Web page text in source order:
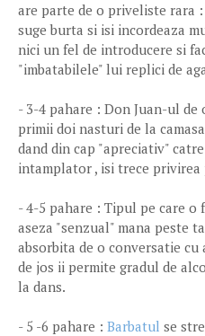
are parte de o priveliste rara
suge burta si isi incordeaza
nici un fel de introducere si
"imbatabilele" lui replici de
- 3-4 pahare : Don Juan-ul
primii doi nasturi de la
dand din cap "apreciativ"
intamplator , isi trece privirea
- 4-5 pahare : Tipul pe care
aseza "senzual" mana peste
absorbita de o conversatie cu
de jos ii permite gradul de
la dans.
- 5 -6 pahare : Barbatul se